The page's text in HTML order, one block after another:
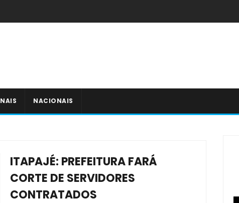
NACIONAIS
ITAPAJÉ: PREFEITURA FARÁ
CORTE DE SERVIDORES
CONTRATADOS